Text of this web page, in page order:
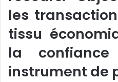
les
tissu
la
instrument de